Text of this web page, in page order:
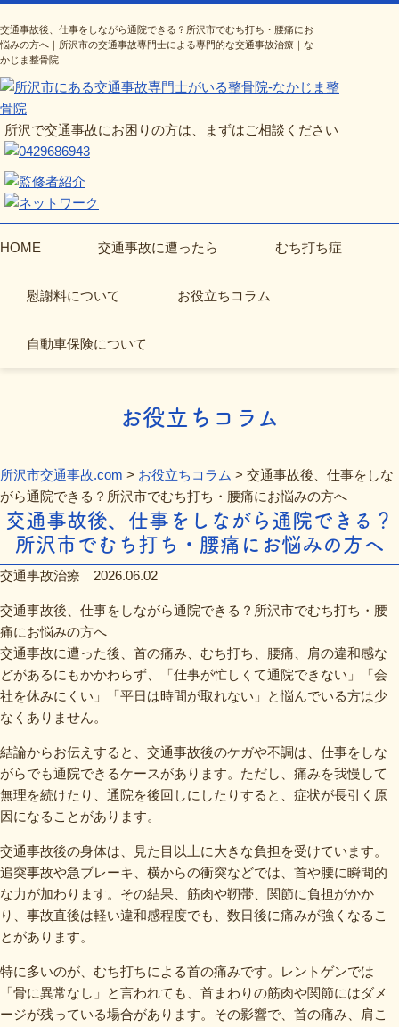
交通事故後、仕事をしながら通院できる？所沢市でむち打ち・腰痛にお
悩みの方へ｜所沢市の交通事故専門士による専門的な交通事故治療｜な
かじま整骨院
所沢で交通事故にお困りの方は、まずはご相談ください
HOME 交通事故に遭ったら むち打ち症
慰謝料について お役立ちコラム
自動車保険について
お役立ちコラム
所沢市交通事故.com > お役立ちコラム > 交通事故後、仕事をしな
がら通院できる？所沢市でむち打ち・腰痛にお悩みの方へ
交通事故後、仕事をしながら通院できる？
所沢市でむち打ち・腰痛にお悩みの方へ
交通事故治療 2026.06.02
交通事故後、仕事をしながら通院できる？所沢市でむち打ち・腰
痛にお悩みの方へ
交通事故に遭った後、首の痛み、むち打ち、腰痛、肩の違和感な
どがあるにもかかわらず、「仕事が忙しくて通院できない」「会
社を休みにくい」「平日は時間が取れない」と悩んでいる方は少
なくありません。
結論からお伝えすると、交通事故後のケガや不調は、仕事をしな
がらでも通院できるケースがあります。ただし、痛みを我慢して
無理を続けたり、通院を後回しにしたりすると、症状が長引く原
因になることがあります。
交通事故後の身体は、見た目以上に大きな負担を受けています。
追突事故や急ブレーキ、横からの衝突などでは、首や腰に瞬間的
な力が加わります。その結果、筋肉や靭帯、関節に負担がかか
り、事故直後は軽い違和感程度でも、数日後に痛みが強くなるこ
とがあります。
特に多いのが、むち打ちによる首の痛みです。レントゲンでは
「骨に異常なし」と言われても、首まわりの筋肉や関節にはダメ
ージが残っている場合があります。その影響で、首の痛み、肩こ